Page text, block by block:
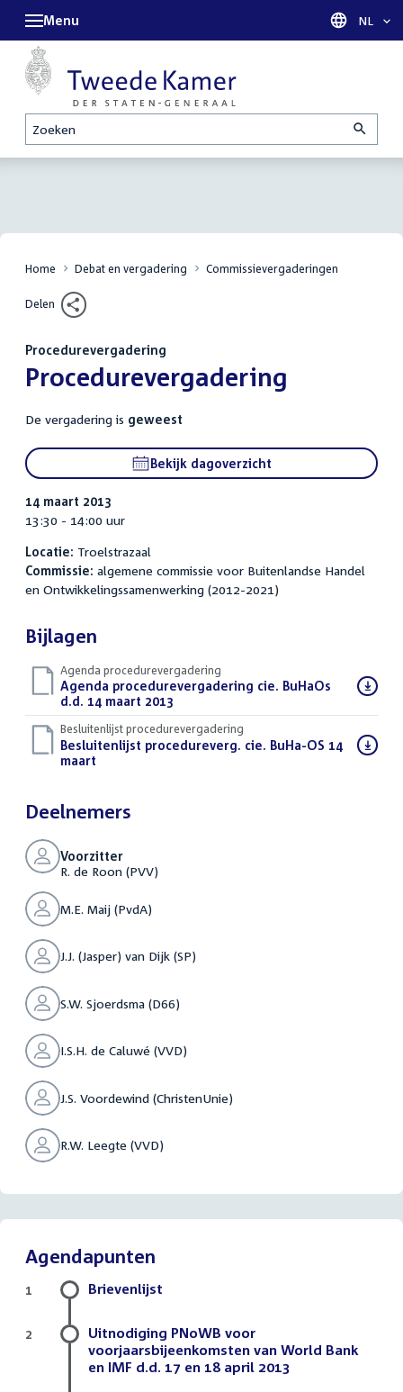
Zoeken
Menu Taal
NL
Home Debat en vergadering Commissievergaderingen
Delen
Procedurevergadering
:Procedurevergadering
De vergadering is geweest
Bekijk dagoverzicht
14 maart 2013
13:30 - 14:00 uur
Locatie: Troelstrazaal
Commissie: algemene commissie voor Buitenlandse Handel
en Ontwikkelingssamenwerking (2012-2021)
Bijlagen
Agenda procedurevergadering
Download
bestand:
Agenda procedurevergadering cie. BuHaOs
d.d. 14 maart 2013
Besluitenlijst procedurevergadering
Download
bestand:
Besluitenlijst procedureverg. cie. BuHa-OS 14
maart
Deelnemers
Voorzitter
R. de Roon (PVV)
M.E. Maij (PvdA)
J.J. (Jasper) van Dijk (SP)
S.W. Sjoerdsma (D66)
I.S.H. de Caluwé (VVD)
J.S. Voordewind (ChristenUnie)
R.W. Leegte (VVD)
Agendapunten
Brievenlijst
1
Uitnodiging PNoWB voor
voorjaarsbijeenkomsten van World Bank
en IMF d.d. 17 en 18 april 2013
2